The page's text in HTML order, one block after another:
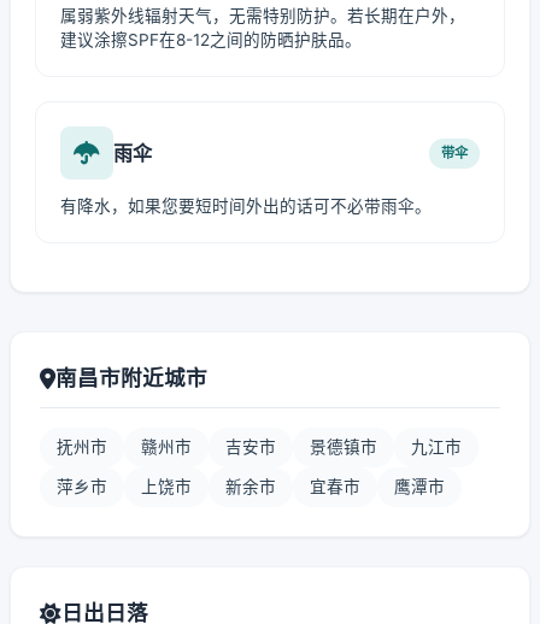
属弱紫外线辐射天气，无需特别防护。若长期在户外，
建议涂擦SPF在8-12之间的防晒护肤品。
雨伞 带伞
有降水，如果您要短时间外出的话可不必带雨伞。
南昌市附近城市
抚州市 赣州市 吉安市 景德镇市 九江市
萍乡市 上饶市 新余市 宜春市 鹰潭市
日出日落